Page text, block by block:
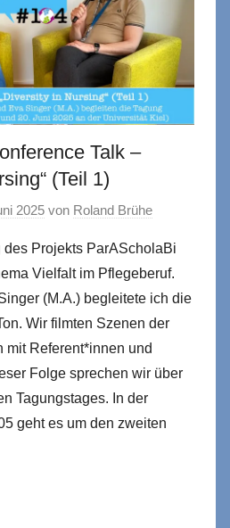
Talk –
(Teil 1)
2025 von Roland Brühe
des Projekts ParAScholaBi
Vielfalt im Pflegeberuf.
(M.A.) begleitete ich die
Wir filmten Szenen der
mit Referent*innen und
Folge sprechen wir über
Tagungstages. In der
geht es um den zweiten